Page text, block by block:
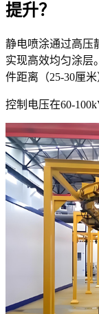
提升？
静电喷涂通过高压
实现高效均匀涂层
件距离（25-30厘
控制电压在60-